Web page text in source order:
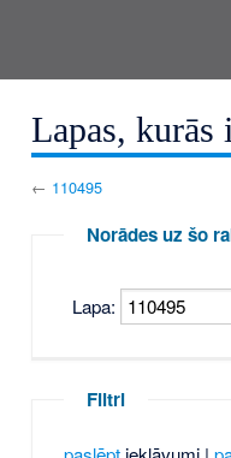
Lapas, kurās
← 110495
Norādes uz šo
Lapa:
Filtri